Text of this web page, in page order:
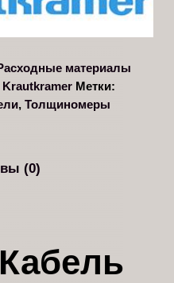
материалы
Метки:
,Толщиномеры
(0)